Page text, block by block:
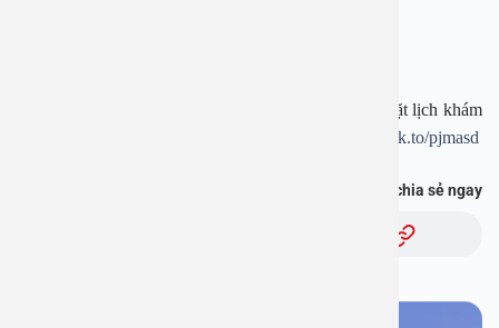
Tải APP Bệnh viện An Việt để “Tra cứu kết quả – Đặt lịch khám
https://onelink.to/pjmasd
Bạn thấy thông tin này hữu ích, chia sẻ ngay